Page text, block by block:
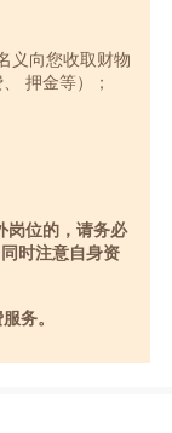
义向您收取财物
押金等）；
岗位的，请务必
时注意自身资
务。